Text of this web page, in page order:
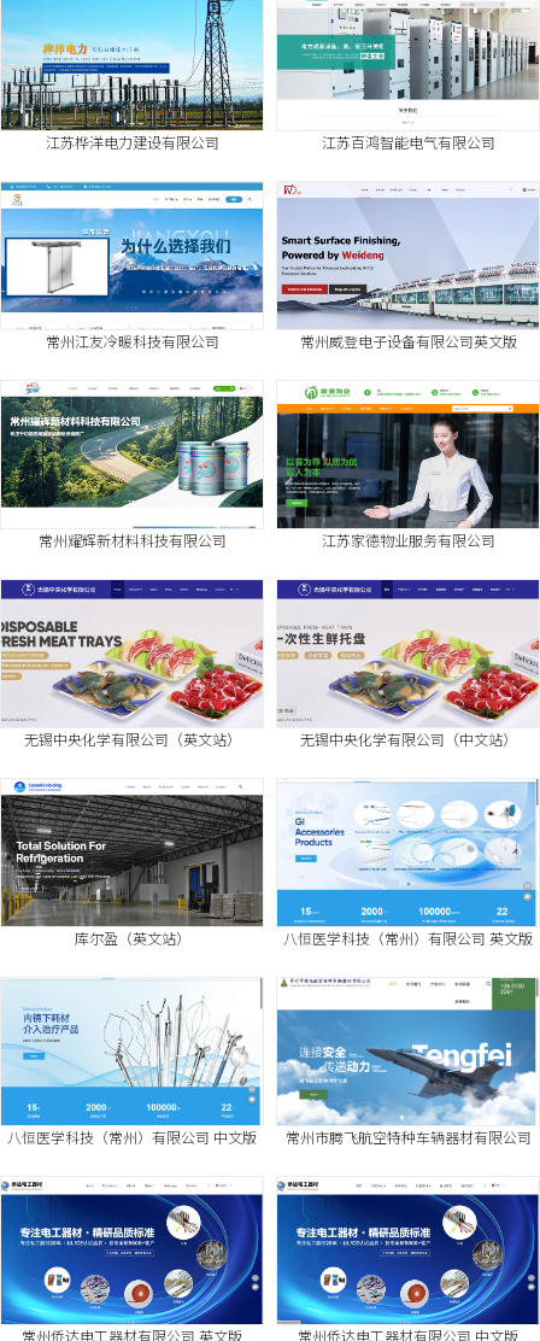
江苏桦洋电力建设有限公司 江苏百鸿智能电气有限公司
常州江友冷暖科技有限公司 常州威登电子设备有限公司英文版
常州耀辉新材料科技有限公司 江苏家德物业服务有限公司
无锡中央化学有限公司（英文站） 无锡中央化学有限公司（中文站）
库尔盈（英文站） 八恒医学科技（常州）有限公司 英文版
八恒医学科技（常州）有限公司 中文版 常州市腾飞航空特种车辆器材有限公司